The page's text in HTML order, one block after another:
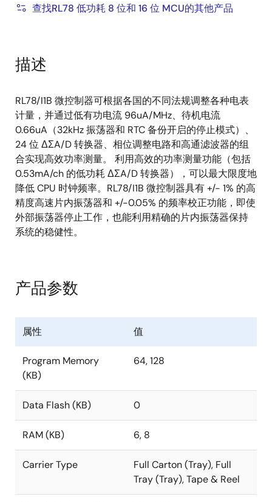
查找RL78 低功耗 8 位和 16 位 MCU的其他产品
描述
RL78/I1B 微控制器可根据各国的不同法规调整各种电表
计量，并通过低有功电流 96uA/MHz、待机电流
0.66uA（32kHz 振荡器和 RTC 备份开启的停止模式）、
24 位 ΔΣA/D 转换器、相位调整电路和高通滤波器的组
合实现高效功率测量。 利用高效的功率测量功能（包括
0.53mA/ch 的低功耗 ΔΣA/D 转换器），可以最大限度地
降低 CPU 时钟频率。RL78/I1B 微控制器具有 +/- 1% 的高
精度高速片内振荡器和 +/-0.05% 的频率校正功能，即使
外部振荡器停止工作，也能利用精确的片内振荡器保持
系统的稳健性。
产品参数
属性 值
Program Memory
(KB)
64, 128
Data Flash (KB) 0
RAM (KB) 6, 8
Carrier Type
Full Carton (Tray), Full
Tray (Tray), Tape & Reel